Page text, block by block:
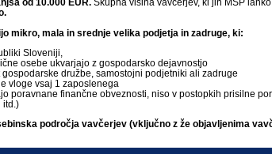
od 10.000 EUR. Skupna višina vavčerjev, ki jih MSP
mikro, mala in srednje velika podjetja in zadruge, ki:
Sloveniji,
osebe ukvarjajo z gospodarsko dejavnostjo
družbe, samostojni podjetniki ali zadruge
vloge vsaj 1 zaposlenega
poravnane finančne obveznosti, niso v postopkih prisilne
itd.)
področja vavčerjev (vključno z že objavljenima